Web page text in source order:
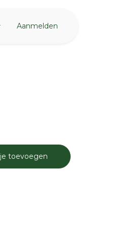
Aanmelden
toevoegen